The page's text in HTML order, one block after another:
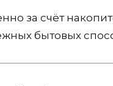
за счёт
бытовых